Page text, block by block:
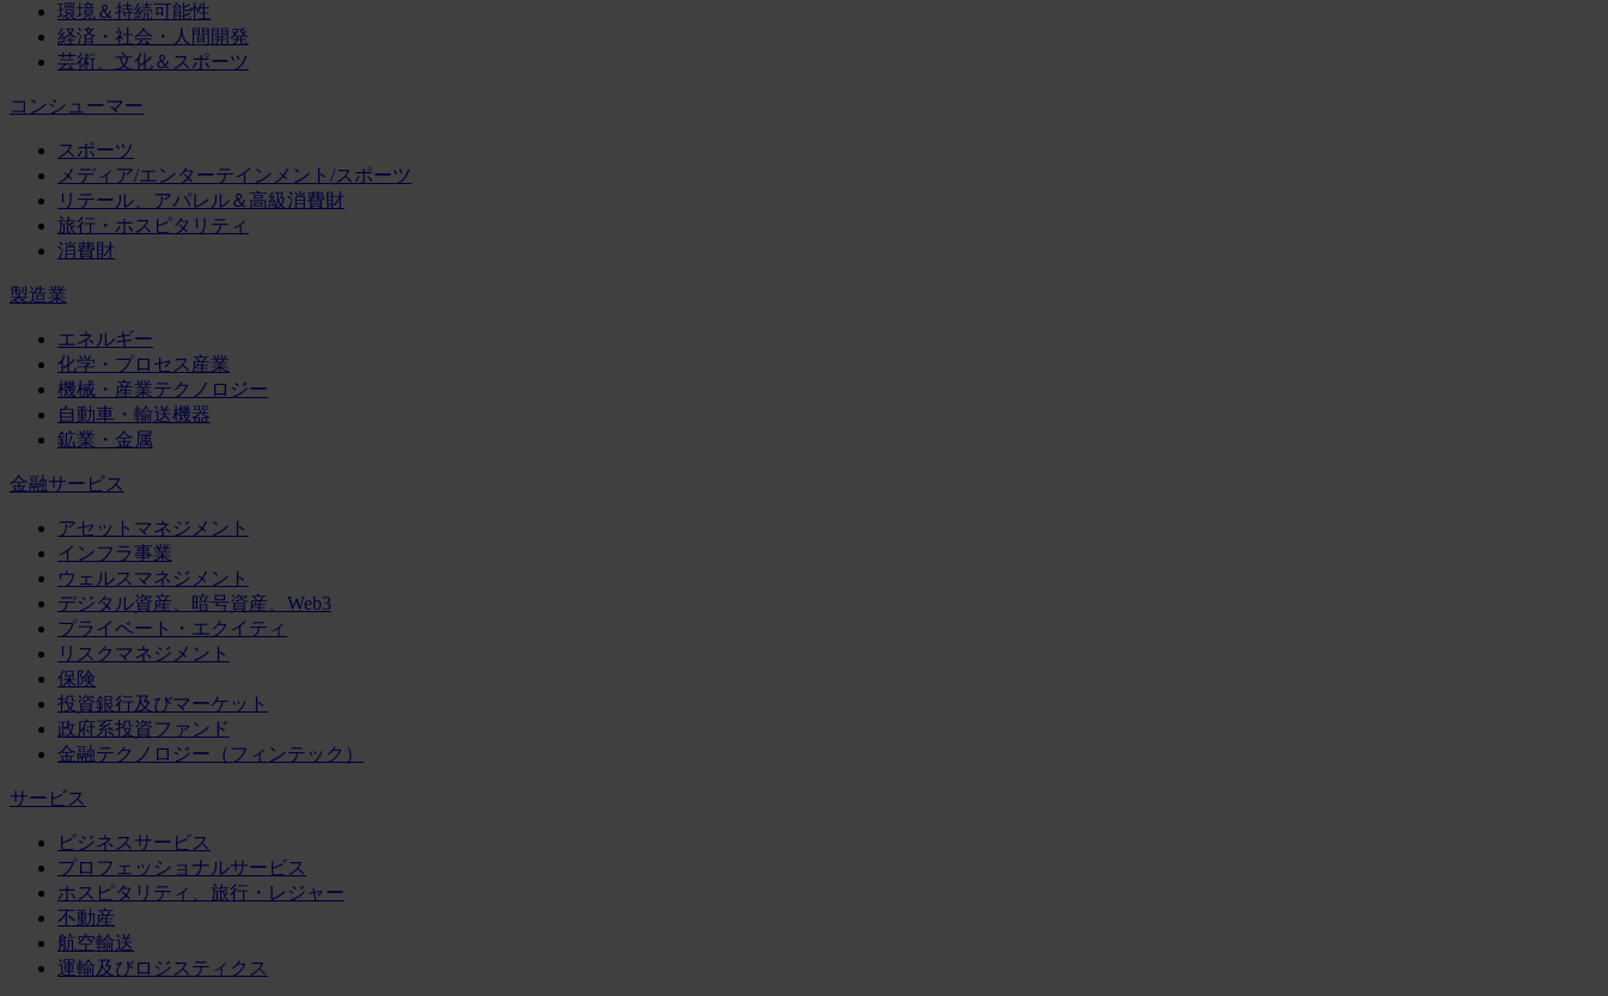
環境＆持続可能性
経済・社会・人間開発
芸術、文化＆スポーツ
コンシューマー
スポーツ
メディア/エンターテインメント/スポーツ
リテール、アパレル＆高級消費財
旅行・ホスピタリティ
消費財
製造業
エネルギー
化学・プロセス産業
機械・産業テクノロジー
自動車・輸送機器
鉱業・金属
金融サービス
アセットマネジメント
インフラ事業
ウェルスマネジメント
デジタル資産、暗号資産、Web3
プライベート・エクイティ
リスクマネジメント
保険
投資銀行及びマーケット
政府系投資ファンド
金融テクノロジー（フィンテック）
サービス
ビジネスサービス
プロフェッショナルサービス
ホスピタリティ、旅行・レジャー
不動産
航空輸送
運輸及びロジスティクス